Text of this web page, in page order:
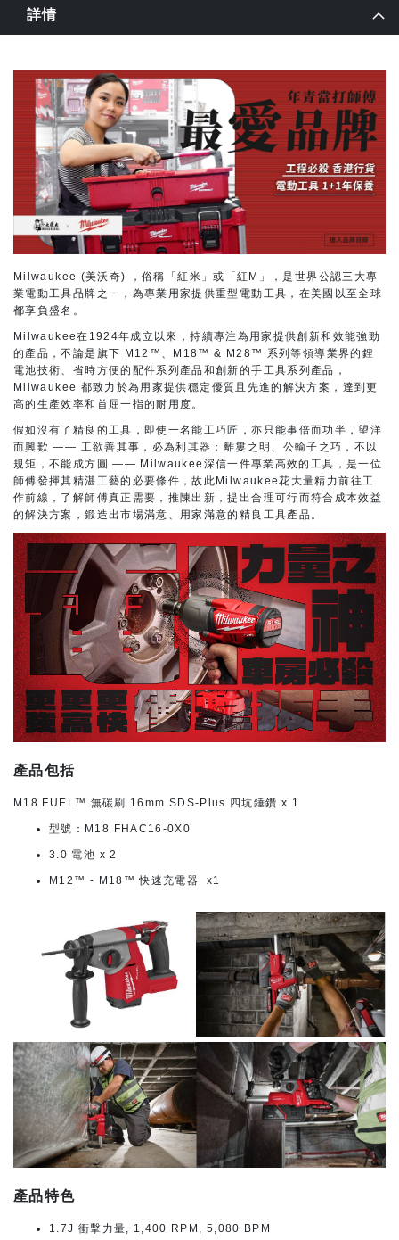
詳情
Milwaukee (美沃奇) ，俗稱「紅米」或「紅M」，是世界公認三大專
業電動工具品牌之一，為專業用家提供重型電動工具，在美國以至全球
都享負盛名。
Milwaukee在1924年成立以來，持續專注為用家提供創新和效能強勁
的產品，不論是旗下 M12™、M18™ & M28™ 系列等領導業界的鋰
電池技術、省時方便的配件系列產品和創新的手工具系列產品，
Milwaukee 都致力於為用家提供穩定優質且先進的解決方案，達到更
高的生產效率和首屈一指的耐用度。
假如沒有了精良的工具，即使一名能工巧匠，亦只能事倍而功半，望洋
而興歎 —— 工欲善其事，必為利其器；離婁之明、公輸子之巧，不以
規矩，不能成方圓 —— Milwaukee深信一件專業高效的工具，是一位
師傅發揮其精湛工藝的必要條件，故此Milwaukee花大量精力前往工
作前線，了解師傅真正需要，推陳出新，提出合理可行而符合成本效益
的解決方案，鍛造出市場滿意、用家滿意的精良工具產品。
產品包括
M18 FUEL™ 無碳刷 16mm SDS-Plus 四坑錘鑽 x 1
型號：M18 FHAC16-0X0
3.0 電池 x 2
M12™ - M18™ 快速充電器 x1
產品特色
1.7J 衝擊力量, 1,400 RPM, 5,080 BPM